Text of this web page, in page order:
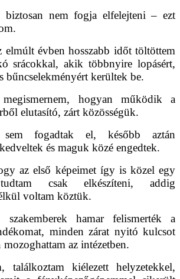
nem fogja elfelejteni – ezt
elmúlt évben hosszabb időt töltöttem
srácokkal, akik többnyire lopásért,
bűncselekményért kerültek be.
hogyan működik a
elutasító, zárt közösségük.
sem fogadtak el, később aztán
és maguk közé engedtek.
az első képeimet így is közel egy
csak elkészíteni, addig
voltam köztük.
hamar felismerték a
minden zárat nyitó kulcsot
mozoghattam az intézetben.
találkoztam kiélezett helyzetekkel,